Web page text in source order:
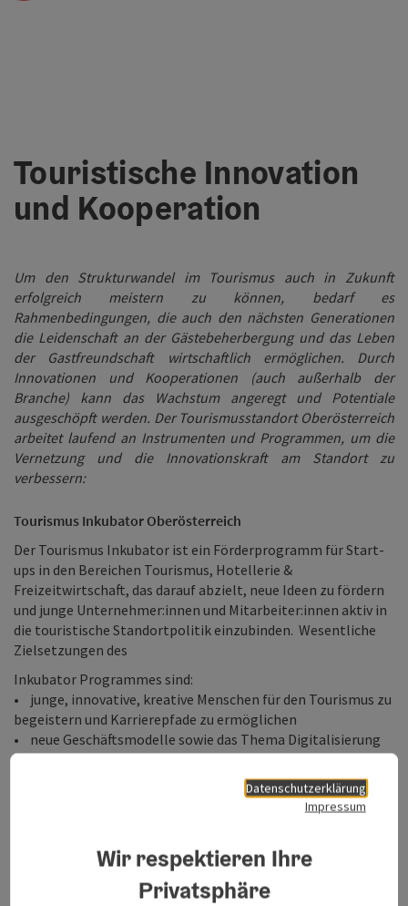
Touristische Innovation
und Kooperation
Um den Strukturwandel im Tourismus auch in Zukunft
erfolgreich meistern zu können, bedarf es
Rahmenbedingungen, die auch den nächsten Generationen
die Leidenschaft an der Gästebeherbergung und das Leben
der Gastfreundschaft wirtschaftlich ermöglichen. Durch
Innovationen und Kooperationen (auch außerhalb der
Branche) kann das Wachstum angeregt und Potentiale
ausgeschöpft werden. Der Tourismusstandort Oberösterreich
arbeitet laufend an Instrumenten und Programmen, um die
Vernetzung und die Innovationskraft am Standort zu
verbessern:
Tourismus Inkubator Oberösterreich
Der Tourismus Inkubator ist ein Förderprogramm für Start-
ups in den Bereichen Tourismus, Hotellerie &
Freizeitwirtschaft, das darauf abzielt, neue Ideen zu fördern
und junge Unternehmer:innen und Mitarbeiter:innen aktiv in
die touristische Standortpolitik einzubinden. Wesentliche
Zielsetzungen des
Inkubator Programmes sind:
• junge, innovative, kreative Menschen für den Tourismus zu
begeistern und Karrierepfade zu ermöglichen
• neue Geschäftsmodelle sowie das Thema Digitalisierung
im touristischen Bereich zu stärken
• Potenziale im Tourismus in Oberösterreich
• die Verjüngung und Dynamisierung der Branche
• die Erhöhung der Überlebensrate neu gegründeter
Datenschutzerklärung
Impressum
Wir respektieren Ihre
Privatsphäre